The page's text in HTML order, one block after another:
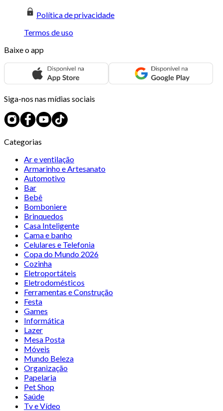
Política de privacidade
Termos de uso
Baixe o app
Siga-nos nas mídias sociais
Categorias
Ar e ventilação
Armarinho e Artesanato
Automotivo
Bar
Bebê
Bomboniere
Brinquedos
Casa Inteligente
Cama e banho
Celulares e Telefonia
Copa do Mundo 2026
Cozinha
Eletroportáteis
Eletrodomésticos
Ferramentas e Construção
Festa
Games
Informática
Lazer
Mesa Posta
Móveis
Mundo Beleza
Organização
Papelaria
Pet Shop
Saúde
Tv e Vídeo